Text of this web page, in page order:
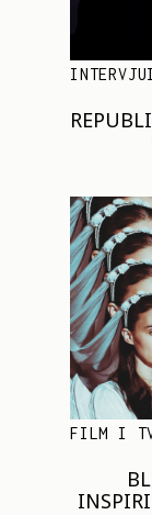
INTERVJUI
FILM I